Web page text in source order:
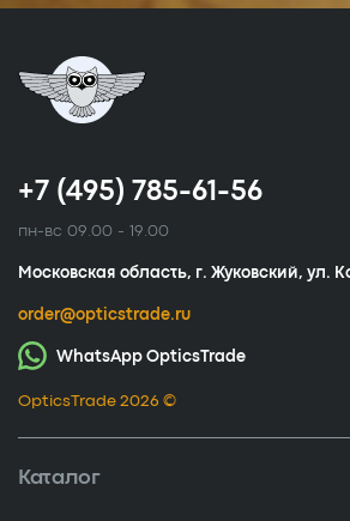
+7 (495) 785-61-56
пн-вс 09.00 - 19.00
Московская область, г. Жуковский, ул.
order@opticstrade.ru
WhatsApp OpticsTrade
OpticsTrade 2026 ©
Каталог